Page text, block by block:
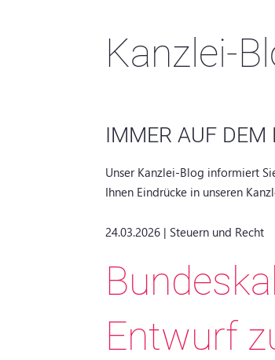
Kanzlei-
IMMER AUF DEM
Unser Kanzlei-Blog informiert
Ihnen Eindrücke in unseren
24.03.2026 | Steuern und Recht
Entwurf